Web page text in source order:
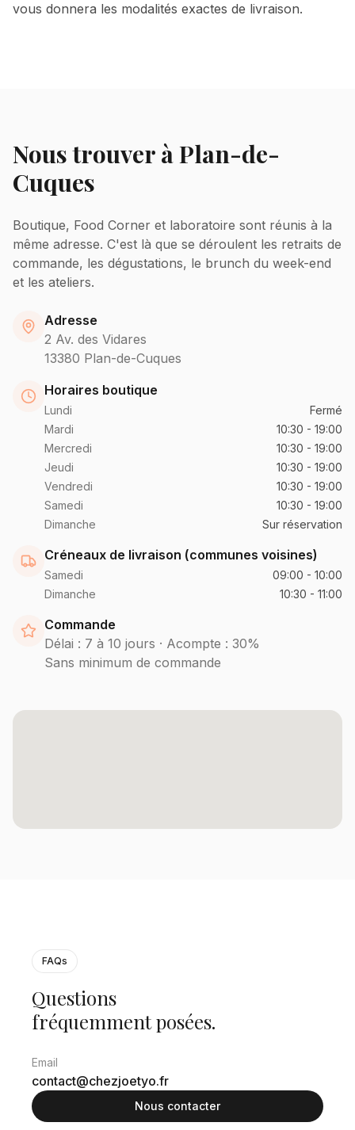
vous donnera les modalités exactes de livraison.
Nous trouver à Plan-de-
Cuques
Boutique, Food Corner et laboratoire sont réunis à la
même adresse. C'est là que se déroulent les retraits de
commande, les dégustations, le brunch du week-end
et les ateliers.
Adresse
2 Av. des Vidares
13380 Plan-de-Cuques
Horaires boutique
Lundi
Fermé
Mardi
10:30 - 19:00
Mercredi
10:30 - 19:00
Jeudi
10:30 - 19:00
Vendredi
10:30 - 19:00
Samedi
10:30 - 19:00
Dimanche
Sur réservation
Créneaux de livraison (communes voisines)
Samedi
09:00 - 10:00
Dimanche
10:30 - 11:00
Commande
Délai : 7 à 10 jours · Acompte : 30%
Sans minimum de commande
FAQs
Questions
fréquemmentposées.
Email
contact@chezjoetyo.fr
Nous contacter